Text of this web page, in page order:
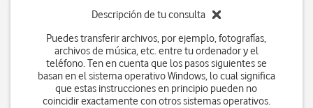
Descripción de tu consulta
Puedes transferir archivos, por ejemplo, fotografías,
archivos de música, etc. entre tu ordenador y el
teléfono. Ten en cuenta que los pasos siguientes se
basan en el sistema operativo Windows, lo cual significa
que estas instrucciones en principio pueden no
coincidir exactamente con otros sistemas operativos.